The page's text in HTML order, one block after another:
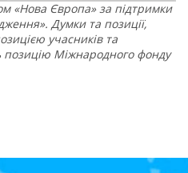
«Нова Європа» за підтримки
Думки та позиції,
учасників та
позицію Міжнародного фонду